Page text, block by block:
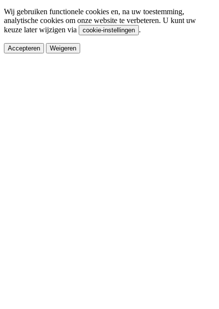
Wij gebruiken functionele cookies en, na uw toestemming,
analytische cookies om onze website te verbeteren. U kunt uw
keuze later wijzigen via
cookie-instellingen .
Accepteren Weigeren